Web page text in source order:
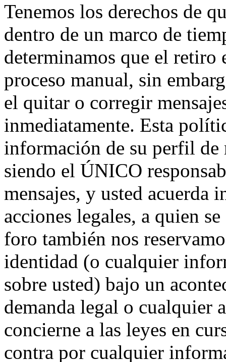
Tenemos los derechos de
dentro de un marco de
determinamos que el retiro
proceso manual, sin
el quitar o corregir
inmediatamente. Esta
información de su perfil de
siendo el ÚNICO
mensajes, y usted acuerda
acciones legales, a quien
foro también nos
identidad (o cualquier
sobre usted) bajo un
demanda legal o cualquier
concierne a las leyes en
contra por cualquier